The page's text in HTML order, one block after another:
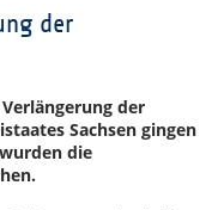
der
der
Sachsen gingen
die